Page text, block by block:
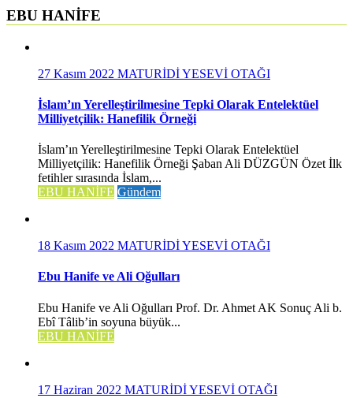
EBU HANİFE
27 Kasım 2022 MATURİDİ YESEVİ OTAĞI
İslam’ın Yerelleştirilmesine Tepki Olarak Entelektüel
Milliyetçilik: Hanefilik Örneği
İslam’ın Yerelleştirilmesine Tepki Olarak Entelektüel
Milliyetçilik: Hanefilik Örneği Şaban Ali DÜZGÜN Özet İlk
fetihler sırasında İslam,...
EBU HANİFE Gündem
18 Kasım 2022 MATURİDİ YESEVİ OTAĞI
Ebu Hanife ve Ali Oğulları
Ebu Hanife ve Ali Oğulları Prof. Dr. Ahmet AK Sonuç Ali b.
Ebî Tâlib’in soyuna büyük...
EBU HANİFE
17 Haziran 2022 MATURİDİ YESEVİ OTAĞI